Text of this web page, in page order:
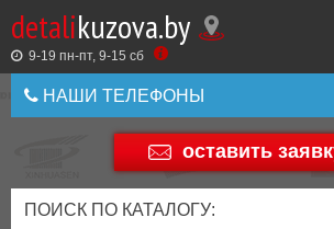
detalikuzova.by
9-19 пн-пт, 9-15 cб
НАШИ ТЕЛЕФОНЫ
+375 44 586 05 44
оставить
ПОИСК ПО КАТАЛОГУ:
Купить
в
1
ТАКЖЕ
ВЫ
МОЖЕТЕ
У
ЗАКАЗАТЬ